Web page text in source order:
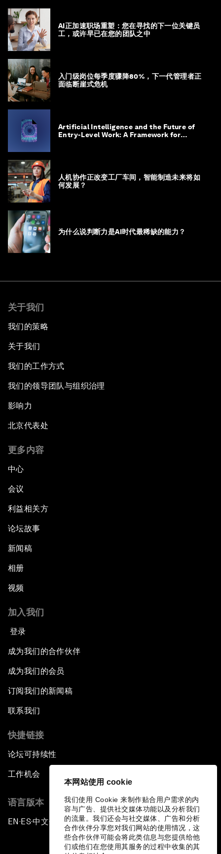
本网站使用 cookie
我们使用 Cookie 来制作贴合用户需求的内
容与广告、提供社交媒体功能以及分析我们
的流量。我们还会与社交媒体、广告和分析
合作伙伴分享您对我们网站的使用情况，这
些合作伙伴可能会将此类信息与您提供给他
们或他们在您使用其服务的过程中收集的其
AI正加速职场重塑：您在寻找的下一位关键员
工，或许早已在您的团队之中
入门级岗位每季度骤降80%，下一代管理者正
面临断崖式危机
Artificial Intelligence and the Future of
Entry-Level Work: A Framework for
人机协作正改变工厂车间，智能制造未来将如
何发展？
为什么说判断力是AI时代最稀缺的能力？
关于我们
我们的策略
关于我们
我们的工作方式
我们的领导团队与组织治理
影响力
北京代表处
更多内容
中心
会议
利益相关方
论坛故事
新闻稿
相册
视频
加入我们
登录
成为我们的合作伙伴
成为我们的会员
订阅我们的新闻稿
联系我们
快捷链接
论坛可持续性
工作机会
语言版本
EN ▪ ES▪中文▪ 日本語